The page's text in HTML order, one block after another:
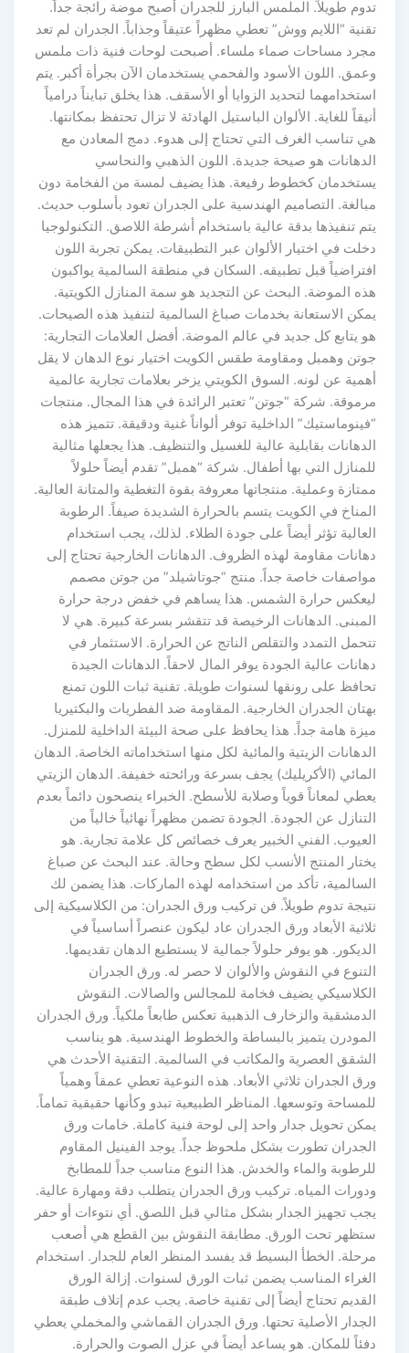
تدوم طويلاً. الملمس البارز للجدران أصبح موضة رائجة جداً.
تقنية “اللايم ووش” تعطي مظهراً عتيقاً وجذاباً. الجدران لم تعد
مجرد مساحات صماء ملساء. أصبحت لوحات فنية ذات ملمس
وعمق. اللون الأسود والفحمي يستخدمان الآن بجرأة أكبر. يتم
استخدامهما لتحديد الزوايا أو الأسقف. هذا يخلق تبايناً درامياً
أنيقاً للغاية. الألوان الباستيل الهادئة لا تزال تحتفظ بمكانتها.
هي تناسب الغرف التي تحتاج إلى هدوء. دمج المعادن مع
الدهانات هو صيحة جديدة. اللون الذهبي والنحاسي
يستخدمان كخطوط رفيعة. هذا يضيف لمسة من الفخامة دون
مبالغة. التصاميم الهندسية على الجدران تعود بأسلوب حديث.
يتم تنفيذها بدقة عالية باستخدام أشرطة اللاصق. التكنولوجيا
دخلت في اختيار الألوان عبر التطبيقات. يمكن تجربة اللون
افتراضياً قبل تطبيقه. السكان في منطقة السالمية يواكبون
هذه الموضة. البحث عن التجديد هو سمة المنازل الكويتية.
يمكن الاستعانة بخدمات صباغ السالمية لتنفيذ هذه الصيحات.
هو يتابع كل جديد في عالم الموضة. أفضل العلامات التجارية:
جوتن وهمبل ومقاومة طقس الكويت اختيار نوع الدهان لا يقل
أهمية عن لونه. السوق الكويتي يزخر بعلامات تجارية عالمية
مرموقة. شركة “جوتن” تعتبر الرائدة في هذا المجال. منتجات
“فينوماستيك” الداخلية توفر ألواناً غنية ودقيقة. تتميز هذه
الدهانات بقابلية عالية للغسيل والتنظيف. هذا يجعلها مثالية
للمنازل التي بها أطفال. شركة “همبل” تقدم أيضاً حلولاً
ممتازة وعملية. منتجاتها معروفة بقوة التغطية والمتانة العالية.
المناخ في الكويت يتسم بالحرارة الشديدة صيفاً. الرطوبة
العالية تؤثر أيضاً على جودة الطلاء. لذلك، يجب استخدام
دهانات مقاومة لهذه الظروف. الدهانات الخارجية تحتاج إلى
مواصفات خاصة جداً. منتج “جوتاشيلد” من جوتن مصمم
ليعكس حرارة الشمس. هذا يساهم في خفض درجة حرارة
المبنى. الدهانات الرخيصة قد تتقشر بسرعة كبيرة. هي لا
تتحمل التمدد والتقلص الناتج عن الحرارة. الاستثمار في
دهانات عالية الجودة يوفر المال لاحقاً. الدهانات الجيدة
تحافظ على رونقها لسنوات طويلة. تقنية ثبات اللون تمنع
بهتان الجدران الخارجية. المقاومة ضد الفطريات والبكتيريا
ميزة هامة جداً. هذا يحافظ على صحة البيئة الداخلية للمنزل.
الدهانات الزيتية والمائية لكل منها استخداماته الخاصة. الدهان
المائي (الأكريليك) يجف بسرعة ورائحته خفيفة. الدهان الزيتي
يعطي لمعاناً قوياً وصلابة للأسطح. الخبراء ينصحون دائماً بعدم
التنازل عن الجودة. الجودة تضمن مظهراً نهائياً خالياً من
العيوب. الفني الخبير يعرف خصائص كل علامة تجارية. هو
يختار المنتج الأنسب لكل سطح وحالة. عند البحث عن صباغ
السالمية، تأكد من استخدامه لهذه الماركات. هذا يضمن لك
نتيجة تدوم طويلاً. فن تركيب ورق الجدران: من الكلاسيكية إلى
ثلاثية الأبعاد ورق الجدران عاد ليكون عنصراً أساسياً في
الديكور. هو يوفر حلولاً جمالية لا يستطيع الدهان تقديمها.
التنوع في النقوش والألوان لا حصر له. ورق الجدران
الكلاسيكي يضيف فخامة للمجالس والصالات. النقوش
الدمشقية والزخارف الذهبية تعكس طابعاً ملكياً. ورق الجدران
المودرن يتميز بالبساطة والخطوط الهندسية. هو يناسب
الشقق العصرية والمكاتب في السالمية. التقنية الأحدث هي
ورق الجدران ثلاثي الأبعاد. هذه النوعية تعطي عمقاً وهمياً
للمساحة وتوسعها. المناظر الطبيعية تبدو وكأنها حقيقية تماماً.
يمكن تحويل جدار واحد إلى لوحة فنية كاملة. خامات ورق
الجدران تطورت بشكل ملحوظ جداً. يوجد الفينيل المقاوم
للرطوبة والماء والخدش. هذا النوع مناسب جداً للمطابخ
ودورات المياه. تركيب ورق الجدران يتطلب دقة ومهارة عالية.
يجب تجهيز الجدار بشكل مثالي قبل اللصق. أي نتوءات أو حفر
ستظهر تحت الورق. مطابقة النقوش بين القطع هي أصعب
مرحلة. الخطأ البسيط قد يفسد المنظر العام للجدار. استخدام
الغراء المناسب يضمن ثبات الورق لسنوات. إزالة الورق
القديم تحتاج أيضاً إلى تقنية خاصة. يجب عدم إتلاف طبقة
الجدار الأصلية تحتها. ورق الجدران القماشي والمخملي يعطي
دفئاً للمكان. هو يساعد أيضاً في عزل الصوت والحرارة.